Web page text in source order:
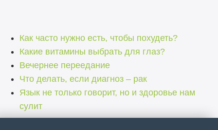
Как часто нужно есть, чтобы похудеть?
Какие витамины выбрать для глаз?
Вечернее переедание
Что делать, если диагноз – рак
Язык не только говорит, но и здоровье нам
сулит